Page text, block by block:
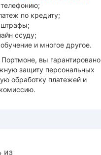
телефонию;
по кредиту;
штрафы;
ссуду;
и многое другое.
вы гарантировано
защиту персональных
обработку платежей и